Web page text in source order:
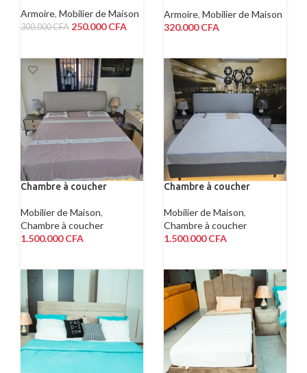
Armoire, Mobilier de Maison
300.000CFA 250.000CFA
Armoire, Mobilier de Maison
320.000CFA
Chambre à coucher
Mobilier de Maison,
Chambre à coucher
1.500.000CFA
Chambre à coucher
Mobilier de Maison,
Chambre à coucher
1.500.000CFA